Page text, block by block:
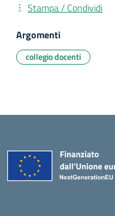
Stampa / Condividi
Argomenti
collegio docenti